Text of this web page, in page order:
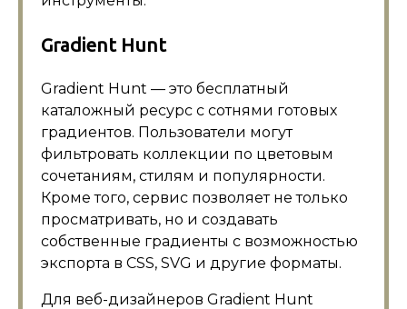
Gradient Hunt
Gradient Hunt — это бесплатный
каталожный ресурс с сотнями готовых
градиентов. Пользователи могут
фильтровать коллекции по цветовым
сочетаниям, стилям и популярности.
Кроме того, сервис позволяет не только
просматривать, но и создавать
собственные градиенты с возможностью
экспорта в CSS, SVG и другие форматы.
Для веб-дизайнеров Gradient Hunt